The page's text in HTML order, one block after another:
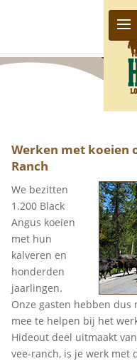
Werken met koeien
Ranch
We bezitten
1.200 Black
Angus koeien
met hun
kalveren en
honderden
jaarlingen.
Onze gasten hebben dus
mee te helpen bij het
Hideout deel uitmaakt
vee-ranch, is je werk met